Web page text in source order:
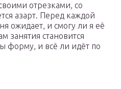
отрезками, со
азарт. Перед каждой
ожидает, и смогу ли я её
занятия становится
форму, и всё ли идёт по